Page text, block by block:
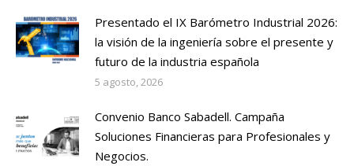
Presentado el IX Barómetro Industrial 2026:
la visión de la ingeniería sobre el presente y
futuro de la industria española
5 agosto, 2026
Convenio Banco Sabadell. Campaña
Soluciones Financieras para Profesionales y
Negocios.